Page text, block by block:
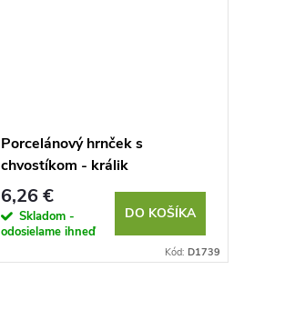
Porcelánový hrnček s
chvostíkom - králik
6,26 €
Skladom -
odosielame ihneď
DO KOŠÍKA
Kód: D1739